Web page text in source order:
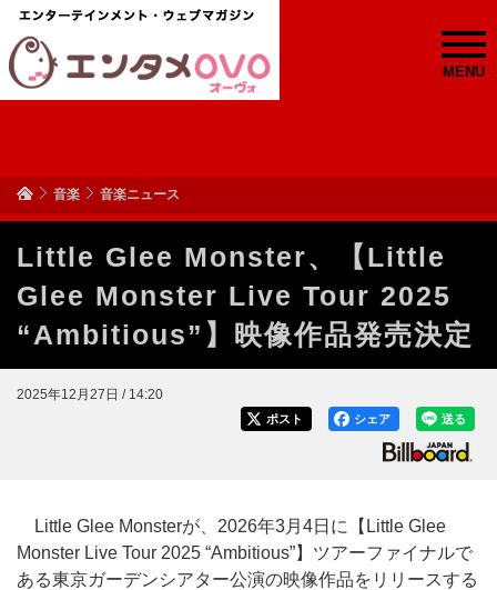
MENU
音楽 音楽ニュース
Little Glee Monster、【Little
Glee Monster Live Tour 2025
“Ambitious”】映像作品発売決定
2025年12月27日 / 14:20
送る
シェア
ポスト
Little Glee Monsterが、2026年3月4日に【Little Glee
Monster Live Tour 2025 “Ambitious”】ツアーファイナルで
ある東京ガーデンシアター公演の映像作品をリリースする